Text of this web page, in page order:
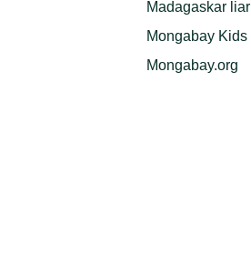
Madagaskar liar
Mongabay Kids
Mongabay.org